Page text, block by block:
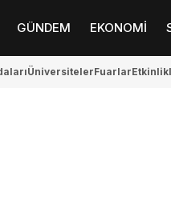
GÜNDEM EKONOMİ
ÜniversitelerFuarlar